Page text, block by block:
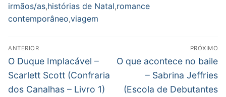
irmãos/as,histórias de Natal,romance
contemporâneo,viagem
Navegação
de
Post
ANTERIOR
Post
anterior:
O Duque Implacável –
Scarlett Scott (Confraria
dos Canalhas – Livro 1)
PRÓXIMO
Próximo
O que acontece no baile
– Sabrina Jeffries
(Escola de Debutantes